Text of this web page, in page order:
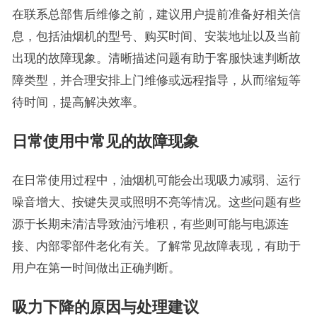
在联系总部售后维修之前，建议用户提前准备好相关信
息，包括油烟机的型号、购买时间、安装地址以及当前
出现的故障现象。清晰描述问题有助于客服快速判断故
障类型，并合理安排上门维修或远程指导，从而缩短等
待时间，提高解决效率。
日常使用中常见的故障现象
在日常使用过程中，油烟机可能会出现吸力减弱、运行
噪音增大、按键失灵或照明不亮等情况。这些问题有些
源于长期未清洁导致油污堆积，有些则可能与电源连
接、内部零部件老化有关。了解常见故障表现，有助于
用户在第一时间做出正确判断。
吸力下降的原因与处理建议